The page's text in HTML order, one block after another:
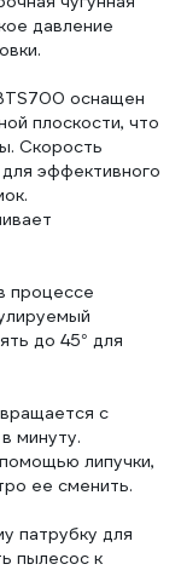
давление
оснащен
плоскости, что
Скорость
эффективного
процессе
до 45° для
с
минуту.
липучки,
ее сменить.
патрубку для
пылесос к